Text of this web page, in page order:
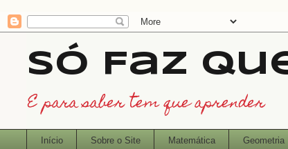
Só Faz
E para saber tem que aprender
Início Sobre o Site Matemática Geometria